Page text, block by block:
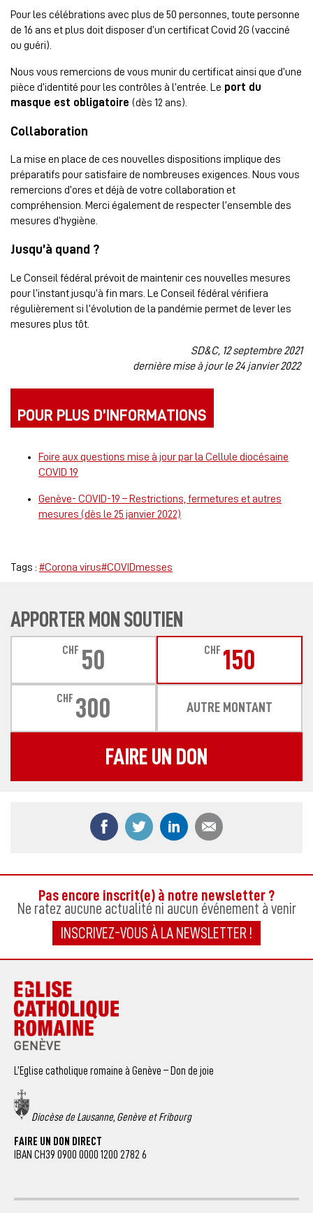
Pour les célébrations avec plus de 50 personnes, toute personne
de 16 ans et plus doit disposer d’un certificat Covid 2G (vacciné
ou guéri).
Nous vous remercions de vous munir du certificat ainsi que d’une
pièce d’identité pour les contrôles à l’entrée. Le port du
masque est obligatoire (dès 12 ans).
Collaboration
La mise en place de ces nouvelles dispositions implique des
préparatifs pour satisfaire de nombreuses exigences. Nous vous
remercions d’ores et déjà de votre collaboration et
compréhension. Merci également de respecter l’ensemble des
mesures d’hygiène.
Jusqu’à quand ?
Le Conseil fédéral prévoit de maintenir ces nouvelles mesures
pour l’instant jusqu’à fin mars. Le Conseil fédéral vérifiera
régulièrement si l’évolution de la pandémie permet de lever les
mesures plus tôt.
SD&C, 12 septembre 2021
dernière mise à jour le 24 janvier 2022
POUR PLUS D’INFORMATIONS
Foire aux questions mise à jour par la Cellule diocésaine
COVID 19
Genève- COVID-19 – Restrictions, fermetures et autres
mesures (dès le 25 janvier 2022)
Tags : #Corona virus#COVIDmesses
APPORTER MON SOUTIEN
CHF 50 CHF 150
CHF 300 AUTRE MONTANT
FAIRE UN DON
Partager ce contenu sur Facebook
Partager ce contenu sur Twitter
Partager ce contenu
Pas encore inscrit(e) à notre newsletter ?
Ne ratez aucune actualité ni aucun événement à venir
INSCRIVEZ-VOUS À LA NEWSLETTER !
L’Eglise catholique romaine à Genève – Don de joie
Diocèse de Lausanne, Genève et Fribourg
FAIRE UN DON DIRECT
IBAN CH39 0900 0000 1200 2782 6